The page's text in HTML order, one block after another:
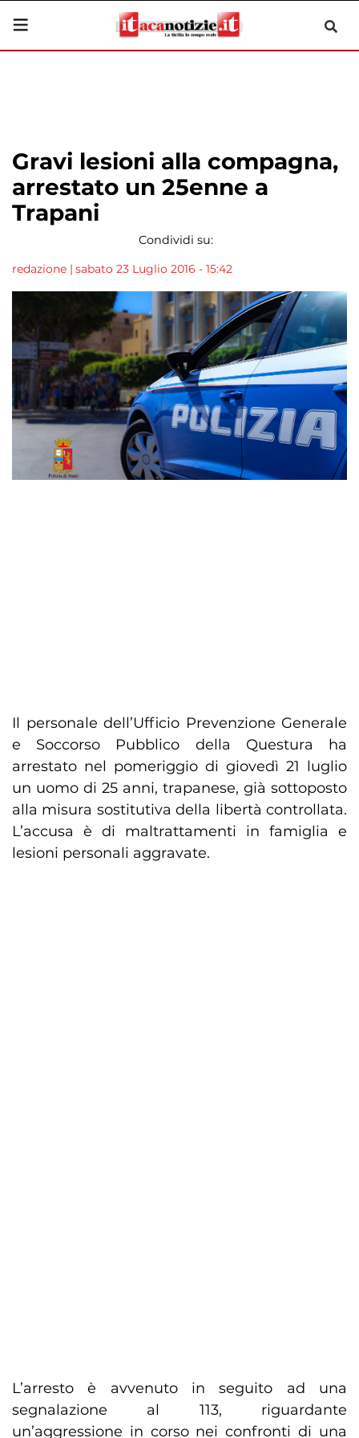
Gravi lesioni alla compagna,
arrestato un 25enne a
Trapani
Condividi su:
redazione | sabato 23 Luglio 2016 - 15:42
Il personale dell’Ufficio Prevenzione Generale
e Soccorso Pubblico della Questura ha
arrestato nel pomeriggio di giovedì 21 luglio
un uomo di 25 anni, trapanese, già sottoposto
alla misura sostitutiva della libertà controllata.
L’accusa è di maltrattamenti in famiglia e
lesioni personali aggravate.
L’arresto è avvenuto in seguito ad una
segnalazione al 113, riguardante
un’aggressione in corso nei confronti di una